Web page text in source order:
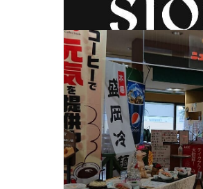
金土祝前
2：00(ラスト
テイクアウト対
23
【テイク
ニュ
所在地：奥州市水
営業時間：11